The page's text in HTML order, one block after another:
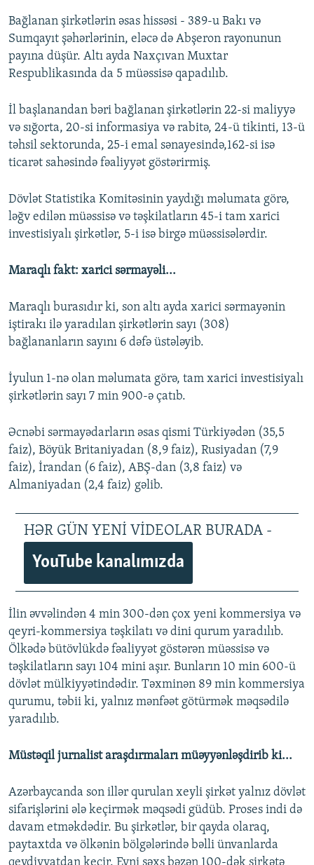
Bağlanan şirkətlərin əsas hissəsi - 389-u Bakı və
Sumqayıt şəhərlərinin, eləcə də Abşeron rayonunun
payına düşür. Altı ayda Naxçıvan Muxtar
Respublikasında da 5 müəssisə qapadılıb.
İl başlanandan bəri bağlanan şirkətlərin 22-si maliyyə
və sığorta, 20-si informasiya və rabitə, 24-ü tikinti, 13-ü
təhsil sektorunda, 25-i emal sənayesində,162-si isə
ticarət sahəsində fəaliyyət göstərirmiş.
Dövlət Statistika Komitəsinin yaydığı məlumata görə,
ləğv edilən müəssisə və təşkilatların 45-i tam xarici
investisiyalı şirkətlər, 5-i isə birgə müəssisələrdir.
Maraqlı fakt: xarici sərmayəli...
Maraqlı burasıdır ki, son altı ayda xarici sərmayənin
iştirakı ilə yaradılan şirkətlərin sayı (308)
bağlananların sayını 6 dəfə üstələyib.
İyulun 1-nə olan məlumata görə, tam xarici investisiyalı
şirkətlərin sayı 7 min 900-ə çatıb.
Əcnəbi sərmayədarların əsas qismi Türkiyədən (35,5
faiz), Böyük Britaniyadan (8,9 faiz), Rusiyadan (7,9
faiz), İrandan (6 faiz), ABŞ-dan (3,8 faiz) və
Almaniyadan (2,4 faiz) gəlib.
HƏR GÜN YENİ VİDEOLAR BURADA -
YouTube kanalımızda
İlin əvvəlindən 4 min 300-dən çox yeni kommersiya və
qeyri-kommersiya təşkilatı və dini qurum yaradılıb.
Ölkədə bütövlükdə fəaliyyət göstərən müəssisə və
təşkilatların sayı 104 mini aşır. Bunların 10 min 600-ü
dövlət mülkiyyətindədir. Təxminən 89 min kommersiya
qurumu, təbii ki, yalnız mənfəət götürmək məqsədilə
yaradılıb.
Müstəqil jurnalist araşdırmaları müəyyənləşdirib ki...
Azərbaycanda son illər qurulan xeyli şirkət yalnız dövlət
sifarişlərini ələ keçirmək məqsədi güdüb. Proses indi də
davam etməkdədir. Bu şirkətlər, bir qayda olaraq,
paytaxtda və ölkənin bölgələrində bəlli ünvanlarda